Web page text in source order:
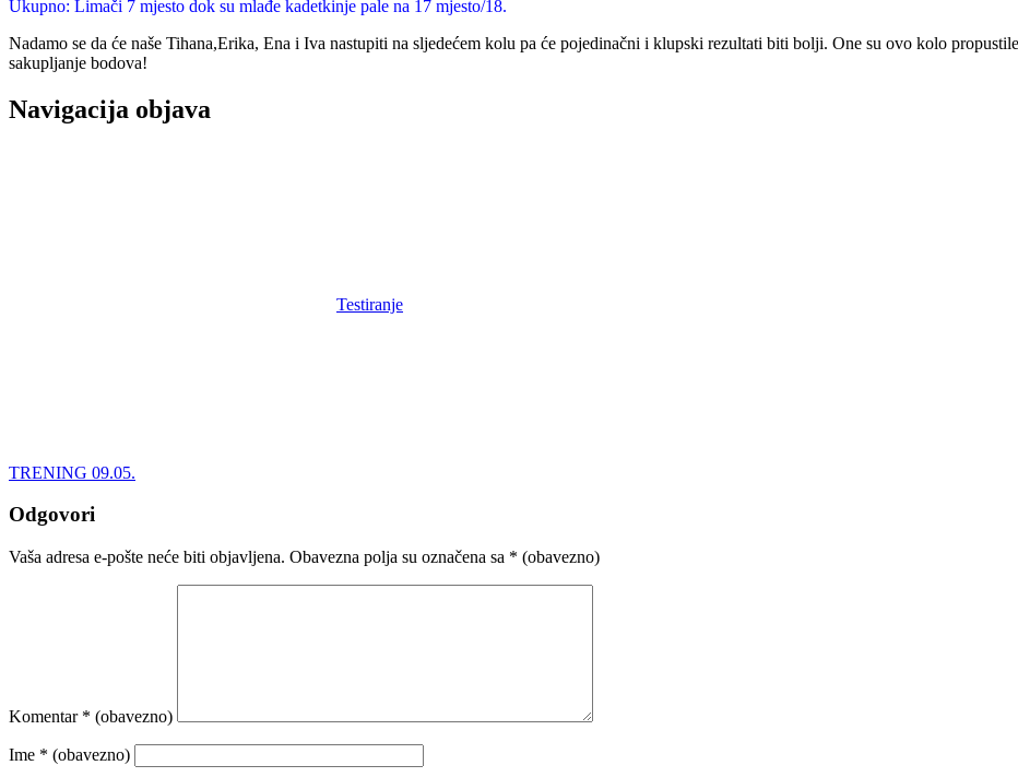
Ukupno: Limači 7 mjesto dok su mlađe kadetkinje pale na 17 mjesto/18.
Nadamo se da će naše Tihana,Erika, Ena i Iva nastupiti na sljedećem kolu pa će pojedinačni i klupski rezultati biti bolji. One su ovo kolo
sakupljanje bodova!
Navigacija objava
Testiranje
TRENING 09.05.
Odgovori
Vaša adresa e-pošte neće biti objavljena. Obavezna polja su označena sa * (obavezno)
Komentar * (obavezno)
Ime * (obavezno)